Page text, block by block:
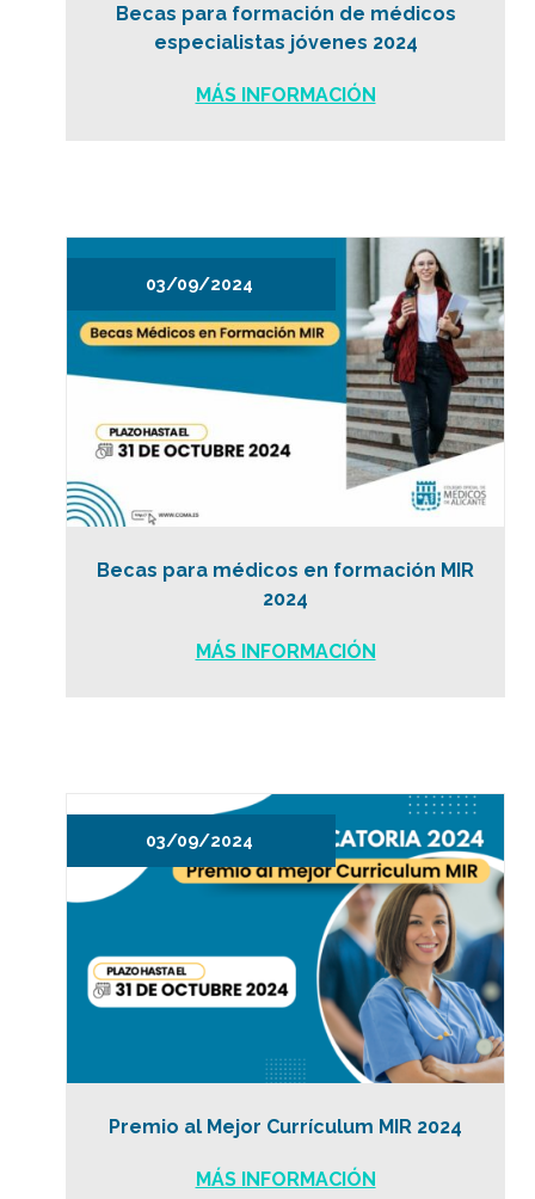
Becas para formación de médicos
especialistas jóvenes 2024
MÁS INFORMACIÓN
03/09/2024
Becas para médicos en formación MIR
2024
MÁS INFORMACIÓN
03/09/2024
Premio al Mejor Currículum MIR 2024
MÁS INFORMACIÓN